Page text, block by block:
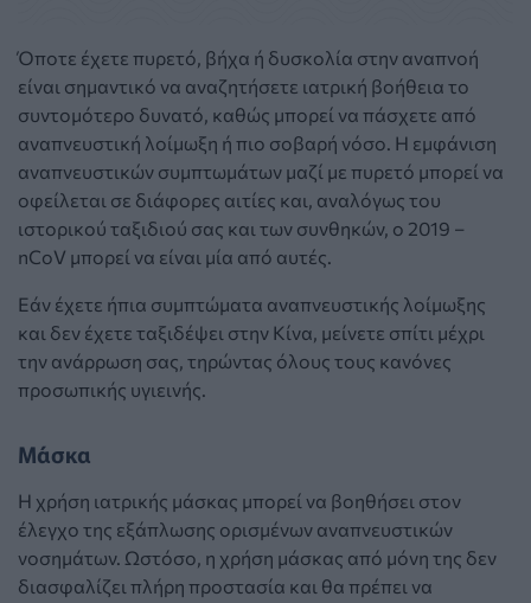
Όποτε έχετε πυρετό, βήχα ή δυσκολία στην αναπνοή
είναι σημαντικό να αναζητήσετε ιατρική βοήθεια το
συντομότερο δυνατό, καθώς μπορεί να πάσχετε από
αναπνευστική λοίμωξη ή πιο σοβαρή νόσο. Η εμφάνιση
αναπνευστικών συμπτωμάτων μαζί με πυρετό μπορεί να
οφείλεται σε διάφορες αιτίες και, αναλόγως του
ιστορικού ταξιδιού σας και των συνθηκών, ο 2019 –
nCoV μπορεί να είναι μία από αυτές.
Εάν έχετε ήπια συμπτώματα αναπνευστικής λοίμωξης
και δεν έχετε ταξιδέψει στην Κίνα, μείνετε σπίτι μέχρι
την ανάρρωση σας, τηρώντας όλους τους κανόνες
προσωπικής υγιεινής.
Μάσκα
Η χρήση ιατρικής μάσκας μπορεί να βοηθήσει στον
έλεγχο της εξάπλωσης ορισμένων αναπνευστικών
νοσημάτων. Ωστόσο, η χρήση μάσκας από μόνη της δεν
διασφαλίζει πλήρη προστασία και θα πρέπει να